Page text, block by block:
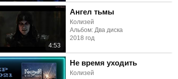
4:53
Ангел тьмы
Колизей
Альбом: Два диска
2018 год
Не время уходить
Колизей